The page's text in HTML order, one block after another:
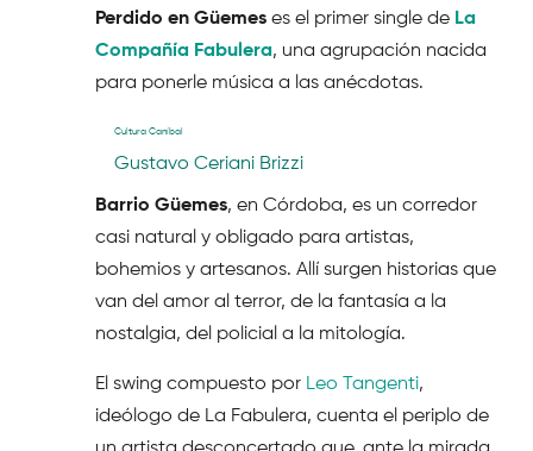
Perdido en Güemes es el primer single de La
Compañía Fabulera, una agrupación nacida
para ponerle música a las anécdotas.
Cultura Caníbal
Gustavo Ceriani Brizzi
Barrio Güemes, en Córdoba, es un corredor
casi natural y obligado para artistas,
bohemios y artesanos. Allí surgen historias que
van del amor al terror, de la fantasía a la
nostalgia, del policial a la mitología.
El swing compuesto por Leo Tangenti,
ideólogo de La Fabulera, cuenta el periplo de